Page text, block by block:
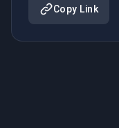
Copy Link